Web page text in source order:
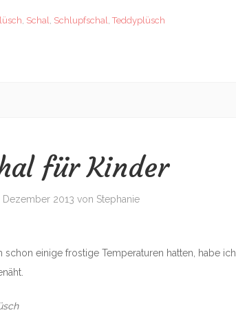
, Schal, Schlupfschal,Teddyplüsch
für Kinder
Dezember 2013 von Stephanie
einige frostige Temperaturen hatten, habe ich